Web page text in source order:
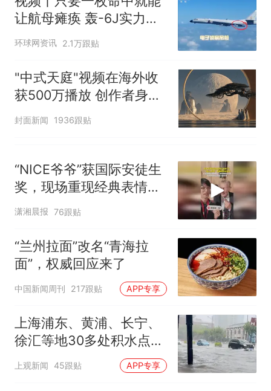
让航母瘫痪 轰-6J实力有
多强？
环球网资讯 2.1万跟贴
"中式天庭"视频在海外收
获500万播放 创作者身份
披露
封面新闻 1936跟贴
“NICE爷爷”获国际安徒生
奖，现场重现经典表情
包，向中国粉丝问好
潇湘晨报 76跟贴
“兰州拉面”改名“青海拉
面”，权威回应来了
中国新闻周刊 217跟贴 APP专享
上海浦东、黄浦、长宁、
徐汇等地30多处积水点正
在抢排
上观新闻 45跟贴 APP专享